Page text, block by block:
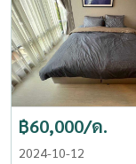
฿60,000/ด.
2024-10-12